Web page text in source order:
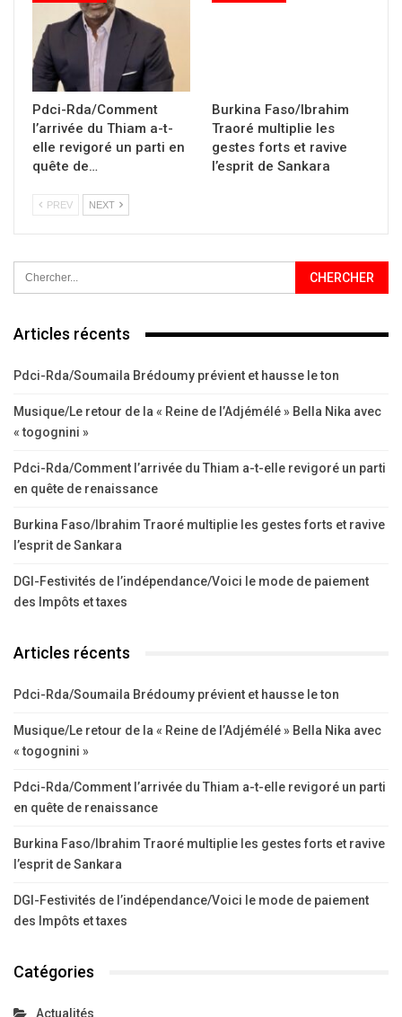
Pdci-Rda/Comment
l’arrivée du Thiam a-t-
elle revigoré un parti en
quête de…
Burkina Faso/Ibrahim
Traoré multiplie les
gestes forts et ravive
l’esprit de Sankara
PREV NEXT
Articles récents
Pdci-Rda/Soumaila Brédoumy prévient et hausse le ton
Musique/Le retour de la « Reine de l’Adjémélé » Bella Nika avec
« togognini »
Pdci-Rda/Comment l’arrivée du Thiam a-t-elle revigoré un parti
en quête de renaissance
Burkina Faso/Ibrahim Traoré multiplie les gestes forts et ravive
l’esprit de Sankara
DGI-Festivités de l’indépendance/Voici le mode de paiement
des Impôts et taxes
Articles récents
Pdci-Rda/Soumaila Brédoumy prévient et hausse le ton
Musique/Le retour de la « Reine de l’Adjémélé » Bella Nika avec
« togognini »
Pdci-Rda/Comment l’arrivée du Thiam a-t-elle revigoré un parti
en quête de renaissance
Burkina Faso/Ibrahim Traoré multiplie les gestes forts et ravive
l’esprit de Sankara
DGI-Festivités de l’indépendance/Voici le mode de paiement
des Impôts et taxes
Catégories
Actualités